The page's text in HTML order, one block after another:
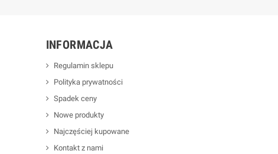
INFORMACJA
Regulamin sklepu
Polityka prywatności
Spadek ceny
Nowe produkty
Najczęściej kupowane
Kontakt z nami